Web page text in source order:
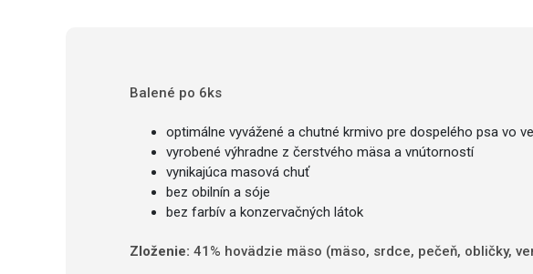
Balené po 6ks
optimálne vyvážené a chutné krmivo pre dospelého psa vo
vyrobené výhradne z čerstvého mäsa a vnútorností
vynikajúca masová chuť
bez obilnín a sóje
bez farbív a konzervačných látok
Zloženie: 41% hovädzie mäso (mäso, srdce, pečeň, obličky,